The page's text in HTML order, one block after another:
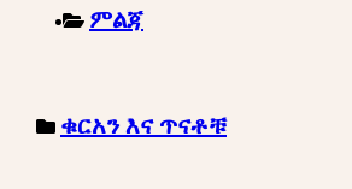
ምልጃ
ቁርአን እና ጥናቶቹ